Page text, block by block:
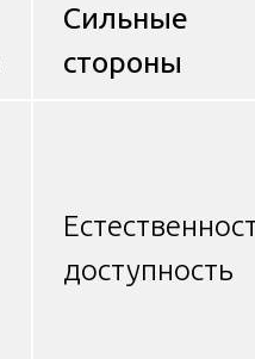
Сильные
стороны
доступность